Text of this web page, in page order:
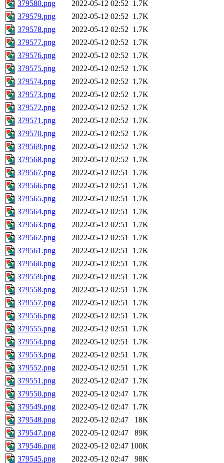
379580.png
2022-05-12 02:52 1.7K
379579.png
2022-05-12 02:52 1.7K
379578.png
2022-05-12 02:52 1.7K
379577.png
2022-05-12 02:52 1.7K
379576.png
2022-05-12 02:52 1.7K
379575.png
2022-05-12 02:52 1.7K
379574.png
2022-05-12 02:52 1.7K
379573.png
2022-05-12 02:52 1.7K
379572.png
2022-05-12 02:52 1.7K
379571.png
2022-05-12 02:52 1.7K
379570.png
2022-05-12 02:52 1.7K
379569.png
2022-05-12 02:52 1.7K
379568.png
2022-05-12 02:52 1.7K
379567.png
2022-05-12 02:51 1.7K
379566.png
2022-05-12 02:51 1.7K
379565.png
2022-05-12 02:51 1.7K
379564.png
2022-05-12 02:51 1.7K
379563.png
2022-05-12 02:51 1.7K
379562.png
2022-05-12 02:51 1.7K
379561.png
2022-05-12 02:51 1.7K
379560.png
2022-05-12 02:51 1.7K
379559.png
2022-05-12 02:51 1.7K
379558.png
2022-05-12 02:51 1.7K
379557.png
2022-05-12 02:51 1.7K
379556.png
2022-05-12 02:51 1.7K
379555.png
2022-05-12 02:51 1.7K
379554.png
2022-05-12 02:51 1.7K
379553.png
2022-05-12 02:51 1.7K
379552.png
2022-05-12 02:51 1.7K
379551.png
2022-05-12 02:47 1.7K
379550.png
2022-05-12 02:47 1.7K
379549.png
2022-05-12 02:47 1.7K
379548.png
2022-05-12 02:47
18K
379547.png
2022-05-12 02:47
89K
379546.png
2022-05-12 02:47 100K
379545.png
2022-05-12 02:47
98K